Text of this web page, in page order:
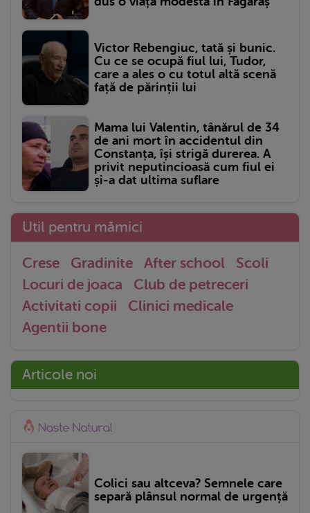
Victor Rebengiuc, tată și bunic.
Cu ce se ocupă fiul lui, Tudor,
care a ales o cu totul altă scenă
față de părinții lui
Mama lui Valentin, tânărul de 34
de ani mort în accidentul din
Constanța, își strigă durerea. A
privit neputincioasă cum fiul ei
și-a dat ultima suflare
Util pentru mămici
Crese Gradinite After school
Scoli
Locuri de joaca
Club de petreceri
Activitati copii
Clinici medicale
Agentii bone
Articole noi
Colici sau altceva? Semnele care
separă plânsul normal de urgență